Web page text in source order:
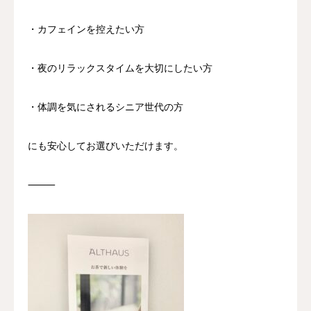
・カフェインを控えたい方
・夜のリラックスタイムを大切にしたい方
・体調を気にされるシニア世代の方
にも安心してお選びいただけます。
⸻